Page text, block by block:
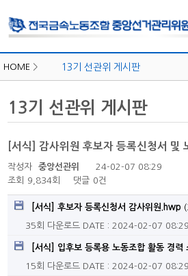
하위메뉴
HOME > 13기 선관위 게시판
13기 선관위 게시판
[서식] 감사위원 후보자 등록신청서 및
작성자 중앙선관위
24-02-07 08:29
조회
9,834회 댓글 0건
[서식] 후보자 등록신청서 감사위원.hwp
35회 다운로드 DATE : 2024-02-07
[서식] 입후보 등록용 노동조합 활동 경력
15회 다운로드 DATE : 2024-02-07